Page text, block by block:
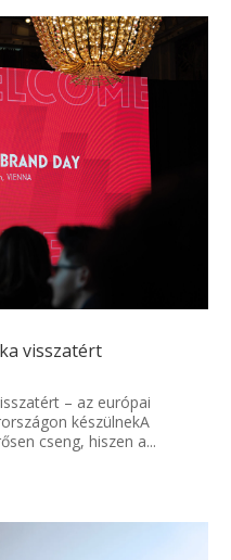
visszatért
– az európai
készülnekA
cseng, hiszen a...